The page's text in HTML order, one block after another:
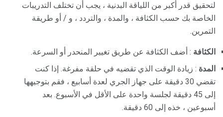
لتحقيق قدر أكبر من اللياقة البدنية ، يجب أن تختلف التدريبات
الخاصة بك حسب الكثافة ، والمدة ، والتردد ، و / أو طريقة
التمرين.
الكثافة : أضف الكثافة عن طريق تغيير المنحدر أو السرعة.
المدة : زيادة الوقت الذي تقضيه في حلقة مفرغة. إذا كنت
تقضي 30 دقيقة على جهاز الجري لعدة أسابيع ، فقم بتوجيهها
إلى 45 دقيقة لجلسة واحدة على الأقل في الأسبوع. بعد
أسبوعين ، خذه إلى 60 دقيقة.